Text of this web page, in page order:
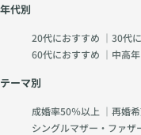
年代別
20代におすすめ ｜ 30代
60代におすすめ ｜ 中高
テーマ別
成婚率50％以上 ｜ 再婚
シングルマザー・ファザ